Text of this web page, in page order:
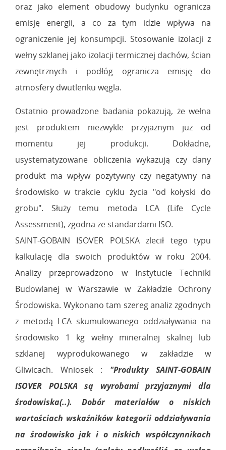
oraz jako element obudowy budynku ogranicza
emisję energii, a co za tym idzie wpływa na
ograniczenie jej konsumpcji. Stosowanie izolacji z
wełny szklanej jako izolacji termicznej dachów, ścian
zewnętrznych i podłóg ogranicza emisję do
atmosfery dwutlenku węgla.
Ostatnio prowadzone badania pokazują, że wełna
jest produktem niezwykle przyjaznym już od
momentu jej produkcji. Dokładne,
usystematyzowane obliczenia wykazują czy dany
produkt ma wpływ pozytywny czy negatywny na
środowisko w trakcie cyklu życia "od kołyski do
grobu". Służy temu metoda LCA (Life Cycle
Assessment), zgodna ze standardami ISO.
SAINT-GOBAIN ISOVER POLSKA zlecił tego typu
kalkulację dla swoich produktów w roku 2004.
Analizy przeprowadzono w Instytucie Techniki
Budowlanej w Warszawie w Zakładzie Ochrony
Środowiska. Wykonano tam szereg analiz zgodnych
z metodą LCA skumulowanego oddziaływania na
środowisko 1 kg wełny mineralnej skalnej lub
szklanej wyprodukowanego w zakładzie w
Gliwicach. Wniosek : "Produkty SAINT-GOBAIN
ISOVER POLSKA są wyrobami przyjaznymi dla
środowiska(..). Dobór materiałów o niskich
wartościach wskaźników kategorii oddziaływania
na środowisko jak i o niskich współczynnikach